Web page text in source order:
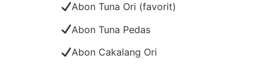
Abon Tuna Ori (favorit)
Abon Tuna Pedas
Abon Cakalang Ori